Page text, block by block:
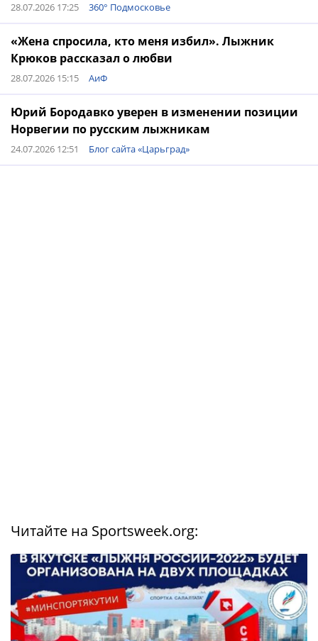
28.07.2026 17:25 360° Подмосковье
«Жена спросила, кто меня избил». Лыжник
Крюков рассказал о любви
28.07.2026 15:15 АиФ
Юрий Бородавко уверен в изменении позиции
Норвегии по русским лыжникам
24.07.2026 12:51 Блог сайта «Царьград»
Читайте на Sportsweek.org: